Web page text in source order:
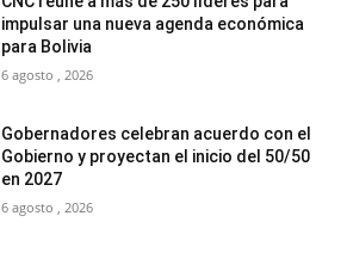
impulsar una nueva agenda económica
para Bolivia
6 agosto , 2026
Gobernadores celebran acuerdo con el
Gobierno y proyectan el inicio del 50/50
en 2027
6 agosto , 2026